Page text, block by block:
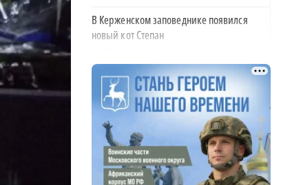
В Керженском заповеднике появился
новый кот Степан
На 30% вырос средний проходной балл в
нижегородских вузах
11:00
Пожарные тушат огонь на проспекте
Ленина в Дзержинске
10:23